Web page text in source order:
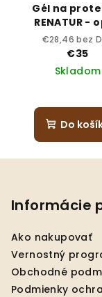
Gél na
RENATUR -
€28,46 bez
€35
Skladom
z
Do
Informácie
Ako nakupovať
Vernostný
Obchodné
Podmienky